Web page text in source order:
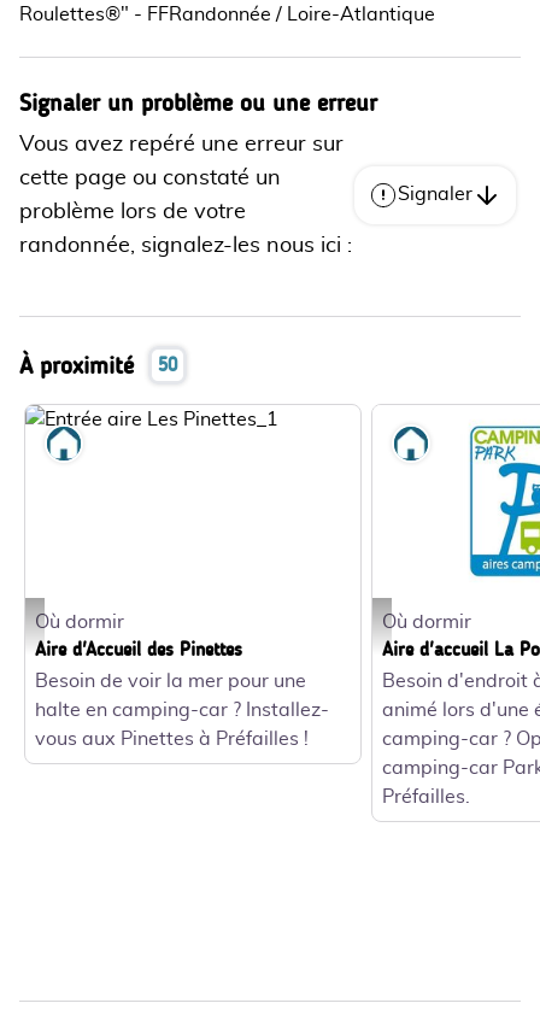
Roulettes®" - FFRandonnée / Loire-Atlantique
Signaler un problème ou une erreur
Vous avez repéré une erreur sur
cette page ou constaté un
problème lors de votre
randonnée, signalez-les nous ici :
Signaler
À proximité 50
Entrée aire Les Pinettes_1 - Virginie Communier
Où dormir
Aire d'Accueil des Pinettes
Besoin de voir la mer pour une
halte en camping-car ? Installez-
vous aux Pinettes à Préfailles !
Camping-Car Park_1 -
Où dormir
Où dormir
Aire d'accueil La
Besoin d'endroit
animé lors d'une
camping-car ?
camping-car
Préfailles.